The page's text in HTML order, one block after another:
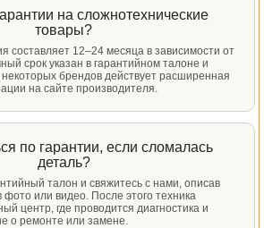
на сложнотехнические
товары?
составляет 12–24 месяца в зависимости от
срок указан в гарантийном талоне и
некоторых брендов действует расширенная
на сайте производителя.
по гарантии, если сломалась
деталь?
талон и свяжитесь с нами, описав
или видео. После этого техника
центр, где проводится диагностика и
о ремонте или замене.